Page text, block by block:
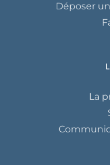
Déposer
La